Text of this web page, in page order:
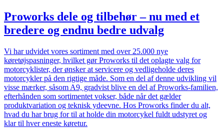
Proworks dele og tilbehør – nu med et
bredere og endnu bedre udvalg
Vi har udvidet vores sortiment med over 25.000 nye
køretøjspasninger, hvilket gør Proworks til det oplagte valg for
motorcyklister, der ønsker at servicere og vedligeholde deres
motorcykler på den rigtige måde. Som en del af denne udvikling vil
visse mærker, såsom A9, gradvist blive en del af Proworks-familien,
efterhånden som sortimentet vokser, både når det gælder
produktvariation og teknisk ydeevne. Hos Proworks finder du alt,
hvad du har brug for til at holde din motorcykel fuldt udstyret og
klar til hver eneste køretur.